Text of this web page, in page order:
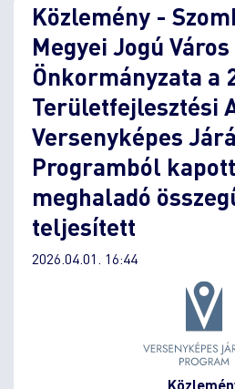
Közlemény -
Megyei Jogú Város
Önkormányzata a
Területfejlesztési
Versenyképes
Programból
meghaladó
teljesített
2026.04.01. 16:44